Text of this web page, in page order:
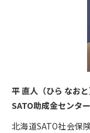
平 直人（ひら なおと
SATO助成金センタ
北海道SATO社会保